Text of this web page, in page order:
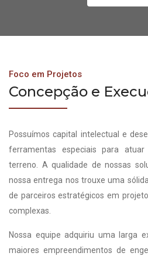
Foco em Projetos
Concepção e
Possuímos capital intelectual e
ferramentas especiais para
terreno. A qualidade de nossas
nossa entrega nos trouxe uma
de parceiros estratégicos em
complexas.
Nossa equipe adquiriu uma larga
maiores empreendimentos de